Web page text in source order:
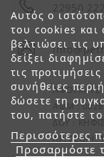
Αυτός ο
του cookies και
βελτιώσει τις
δείξει
τις
συνήθειες
δώσετε τη
του, πατήστε
Περισσότερες
Προσαρμόστε
22950
ΑΦΟΙ
ΑΦΜ :
ΔΟΥ :
ΑΡ. ΓΕΜΗ: